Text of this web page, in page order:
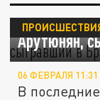
Не дожил до
Арутюнян,
06 ФЕВРАЛЯ 11:31
В